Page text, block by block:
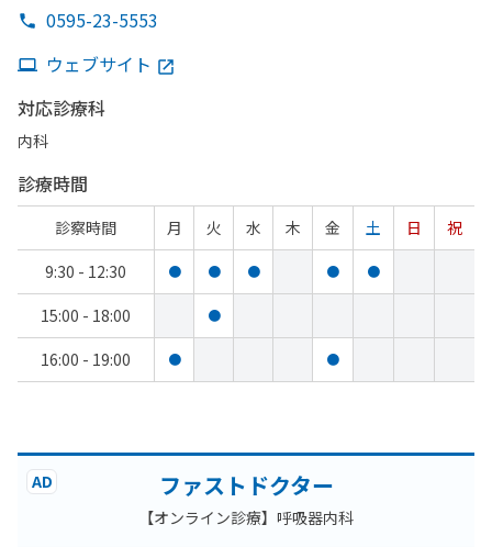
0595-23-5553
ウェブサイト
対応診療科
内科
診療時間
診察時間 月 火 水 木 金 土 日
祝
9:30 - 12:30
● ● ● ● ●
15:00 - 18:00 ●
16:00 - 19:00 ● ●
AD ファストドクター
【オンライン診療】呼吸器内科